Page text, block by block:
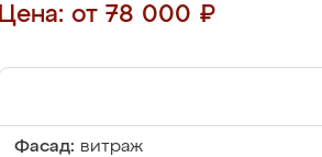
Цена: от 78 000 ₽
Фасад: витраж